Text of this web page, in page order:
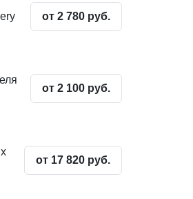
от 2 780 руб.
от 2 100 руб.
от 17 820 руб.